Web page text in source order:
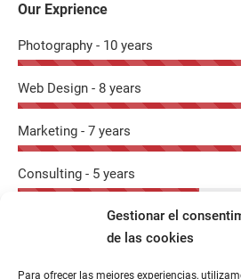
Gestionar el
de las cookies
Para ofrecer las mejores experiencias,
Our Exprience
Photography - 10 years
Web Design - 8 years
Marketing - 7 years
Consulting - 5 years